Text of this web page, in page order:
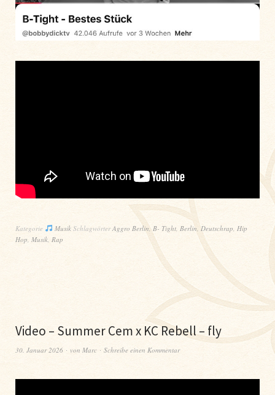
Kategorie Musik SchlagwörterAggro Berlin, B- Tight, Berlin Deutschrap Hip
Hop Musik Rap
Video – Summer Cem x KC Rebell – fly
30. Januar 2026 von Marc Schreibe einen Kommentar